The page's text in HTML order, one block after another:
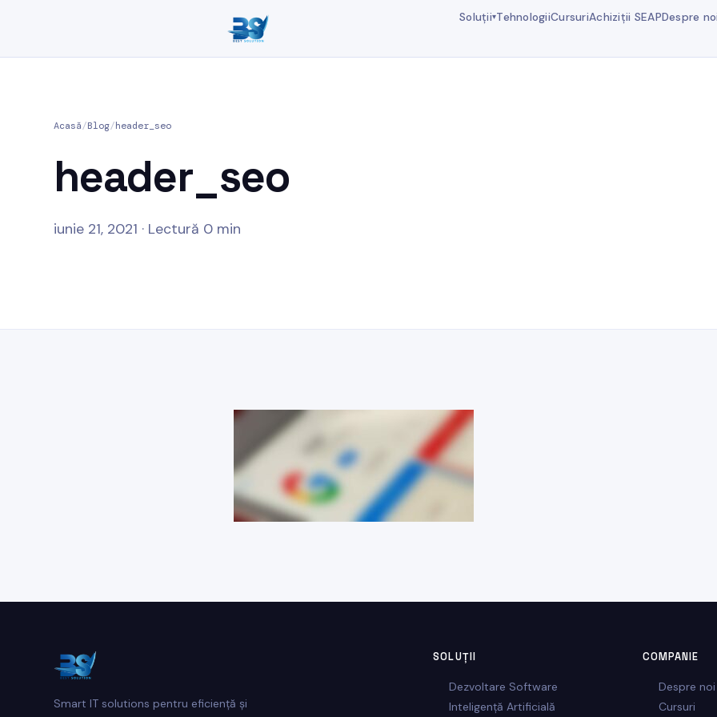
Soluții▾TehnologiiCursuriAchiziții SEAPDespre noi
Acasă/Blog/header_seo
header_seo
iunie 21, 2021 · Lectură 0 min
Smart IT solutions pentru eficiență și
SOLUȚII
Dezvoltare Software
Inteligență Artificială
COMPANIE
Despre noi
Cursuri